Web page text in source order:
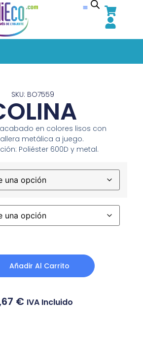
SKU: BO7559
en colores lisos con
metálica a juego.
Poliéster 600D y metal.
Añadir Al Carrito
€ IVA Incluido